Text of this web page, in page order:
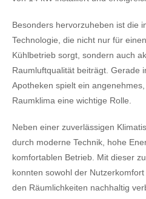
Besonders hervorzuheben ist die
Technologie, die nicht nur für
Kühlbetrieb sorgt, sondern auch
Raumluftqualität beiträgt. Gerade
Apotheken spielt ein
Raumklima eine wichtige Rolle.
Neben einer zuverlässigen
durch moderne Technik, hohe
komfortablen Betrieb. Mit dieser
konnten sowohl der
den Räumlichkeiten nachhaltig